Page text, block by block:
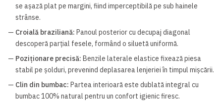
se așază plat pe margini, fiind imperceptibilă pe sub hainele
strânse.
— Croială braziliană: Panoul posterior cu decupaj diagonal
descoperă parțial fesele, formând o siluetă uniformă.
— Poziționare precisă: Benzile laterale elastice fixează piesa
stabil pe șolduri, prevenind deplasarea lenjeriei în timpul mișcării.
— Clin din bumbac: Partea interioară este dublată integral cu
bumbac 100% natural pentru un confort igienic firesc.